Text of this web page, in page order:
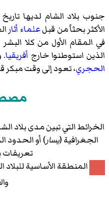
جنوب بلاد الشام لديها
الأكثر بحثاً من قبلعلماء أثار
في المقام الأول من كلا
الذين استوطنوا خارج أفريقيا.
الحجري، تعود إلى وقت مبكر قبل 1.5
الخرائط التي تبين مدى بلاد
الجغرافية (يسار) أو الحدود
تعريفات
المنطقة الأساسية